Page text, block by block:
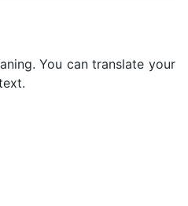
You can translate your